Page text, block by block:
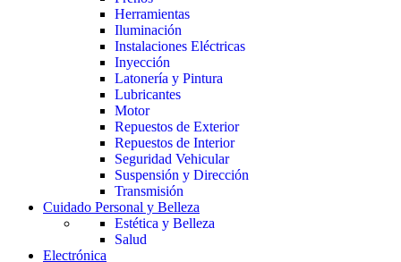
Herramientas
Iluminación
Instalaciones Eléctricas
Inyección
Latonería y Pintura
Lubricantes
Motor
Repuestos de Exterior
Repuestos de Interior
Seguridad Vehicular
Suspensión y Dirección
Transmisión
Cuidado Personal y Belleza
Estética y Belleza
Salud
Electrónica